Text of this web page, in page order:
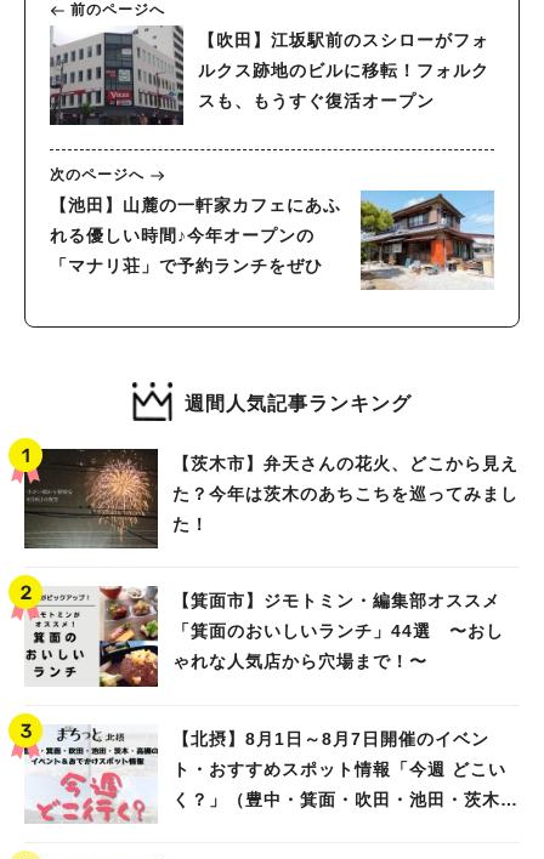
前のページへ
【吹田】江坂駅前のスシローがフォ
ルクス跡地のビルに移転！フォルク
スも、もうすぐ復活オープン
次のページへ
【池田】山麓の一軒家カフェにあふ
れる優しい時間♪今年オープンの
「マナリ荘」で予約ランチをぜひ
週間人気記事ランキング
【茨木市】弁天さんの花火、どこから見え
た？今年は茨木のあちこちを巡ってみまし
た！
【箕面市】ジモトミン・編集部オススメ
「箕面のおいしいランチ」44選 〜おし
ゃれな人気店から穴場まで！〜
【北摂】8月1日～8月7日開催のイベン
ト・おすすめスポット情報「今週 どこい
く？」（豊中・箕面・吹田・池田・茨木・
#今週どこいく？#自然とふれあう#ランチ#カフェ #まとめ
#教えたい／教えて投稿記事
#大阪学院大 商品開発プロジェクト
#あなたはどっち？